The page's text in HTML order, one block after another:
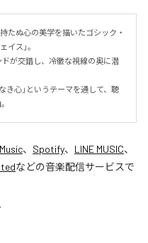
たぬ心の美学を描いたゴシック・
ス」。
が交錯し、冷徹な視線の奥に潜
き心」というテーマを通して、聴
、 Spotify、 LINE MUSIC、
などの音楽配信サービスで